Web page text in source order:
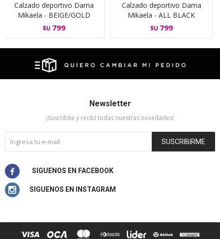
Calzado deportivo Dama
Mikaela - BEIGE/GOLD
$U 799
Calzado deportivo Dama
Mikaela - ALL BLACK
$U 799
Newsletter
¡Suscribite y recibí todas nuestras novedades!
SUSCRIBIRME

